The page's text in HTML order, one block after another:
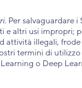
Per salvaguardare
altri usi impropri;
attività illegali,
termini di
o Deep